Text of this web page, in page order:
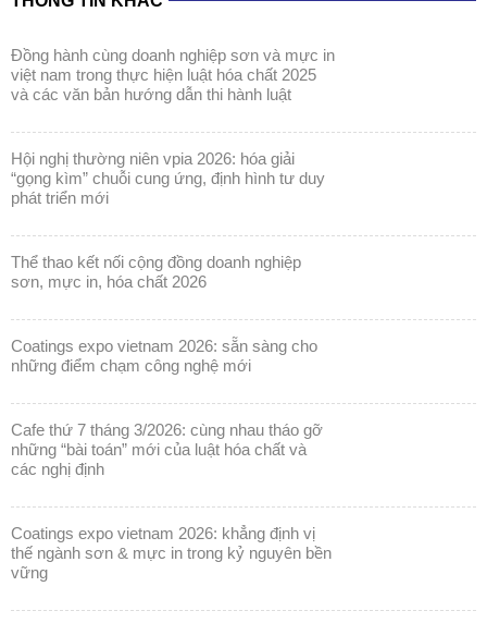
đồng hành cùng doanh nghiệp sơn và mực in
việt nam trong thực hiện luật hóa chất 2025
và các văn bản hướng dẫn thi hành luật
hội nghị thường niên vpia 2026: hóa giải
“gọng kìm” chuỗi cung ứng, định hình tư duy
phát triển mới
thể thao kết nối cộng đồng doanh nghiệp
sơn, mực in, hóa chất 2026
coatings expo vietnam 2026: sẵn sàng cho
những điểm chạm công nghệ mới
cafe thứ 7 tháng 3/2026: cùng nhau tháo gỡ
những “bài toán” mới của luật hóa chất và
các nghị định
coatings expo vietnam 2026: khẳng định vị
thế ngành sơn & mực in trong kỷ nguyên bền
vững